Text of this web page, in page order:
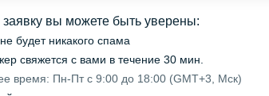
вы можете быть уверены:
будет никакого спама
свяжется с вами в течение 30 мин.
время: Пн-Пт с 9:00 до 18:00 (GMT+3, Мск)